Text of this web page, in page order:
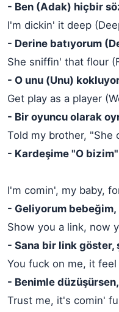
- Ben (Adak) hiçbir
I'm dickin' it deep
- Derine batıyorum
She sniffin' that flour
- O unu (Unu)
Get play as a player
- Bir oyuncu olarak
Told my brother, "She
- Kardeşime "O
I'm comin', my baby,
- Geliyorum
Show you a link, now
- Sana bir link göster,
You fuck on me, it
- Benimle
Trust me, it's comin'